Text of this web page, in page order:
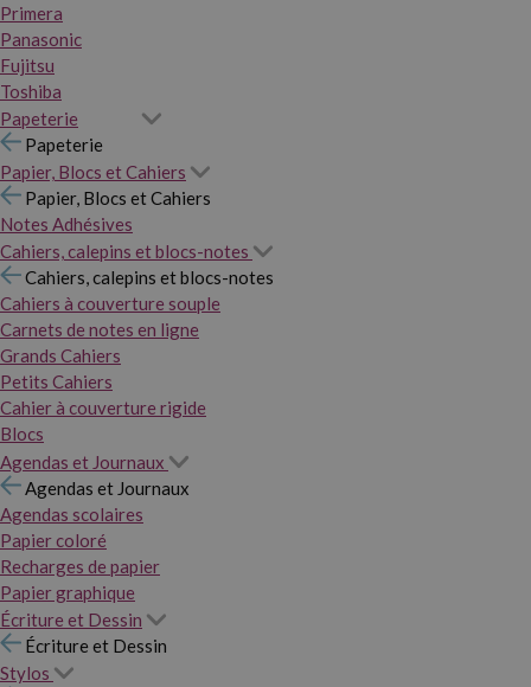
Primera
Panasonic
Fujitsu
Toshiba
Papeterie
Papeterie
Papier, Blocs et Cahiers
Papier, Blocs et Cahiers
Notes Adhésives
Cahiers, calepins et blocs-notes
Cahiers, calepins et blocs-notes
Cahiers à couverture souple
Carnets de notes en ligne
Grands Cahiers
Petits Cahiers
Cahier à couverture rigide
Blocs
Agendas et Journaux
Agendas et Journaux
Agendas scolaires
Papier coloré
Recharges de papier
Papier graphique
Écriture et Dessin
Écriture et Dessin
Stylos